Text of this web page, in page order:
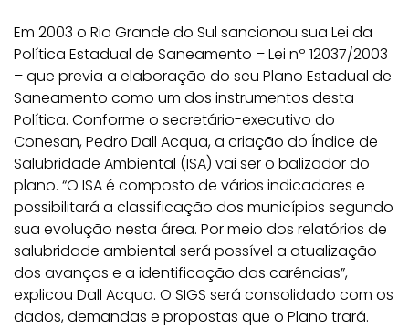
Em 2003 o Rio Grande do Sul sancionou sua Lei da
Política Estadual de Saneamento – Lei nº 12037/2003
– que previa a elaboração do seu Plano Estadual de
Saneamento como um dos instrumentos desta
Política. Conforme o secretário-executivo do
Conesan, Pedro Dall Acqua, a criação do Índice de
Salubridade Ambiental (ISA) vai ser o balizador do
plano. “O ISA é composto de vários indicadores e
possibilitará a classificação dos municípios segundo
sua evolução nesta área. Por meio dos relatórios de
salubridade ambiental será possível a atualização
dos avanços e a identificação das carências”,
explicou Dall Acqua. O SIGS será consolidado com os
dados, demandas e propostas que o Plano trará.